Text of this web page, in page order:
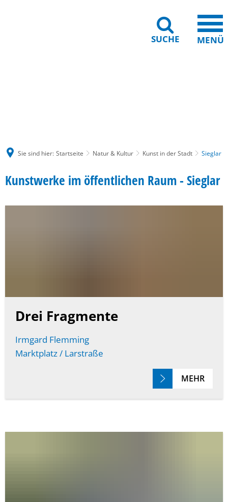
SUCHE MENÜ
Sie sind hier: Startseite Natur & Kultur Kunst in der Stadt Sieglar
Sieglar
Kunstwerke im öffentlichen Raum - Sieglar
Drei Fragmente
Irmgard Flemming
Marktplatz / Larstraße
MEHR